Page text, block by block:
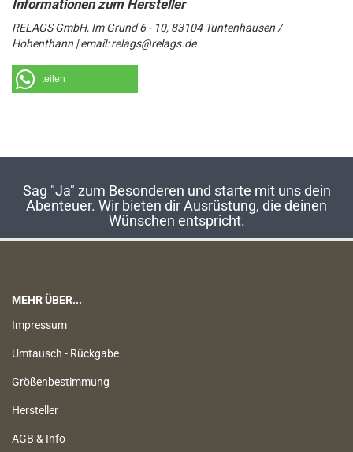
RELAGS GmbH, Im Grund 6 - 10, 83104 Tuntenhausen /
Hohenthann | email: relags@relags.de
teilen
Sag "Ja" zum Besonderen und starte mit uns dein
Abenteuer. Wir bieten dir Ausrüstung, die deinen
Wünschen entspricht.
MEHR ÜBER...
Impressum
Umtausch - Rückgabe
Größenbestimmung
Hersteller
AGB & Info